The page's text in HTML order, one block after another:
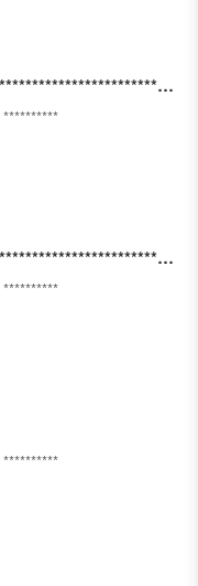
******************************************************************************************************************
**********
**************************************************
**********
**********